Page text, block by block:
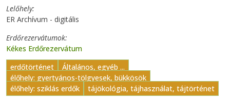
Lelőhely
ER Archívum - digitális
Erdőrezervátumok
Kékes Erdőrezervátum
erdőtörténet
Általános, egyéb ...
élőhely: gyertyános-tölgyesek, bükkösök
élőhely: sziklás erdők
tájökológia, tájhasználat, tájtörténet